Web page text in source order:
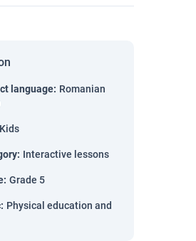
language: Romanian
Kids
: Interactive lessons
: Grade 5
: Physical education and